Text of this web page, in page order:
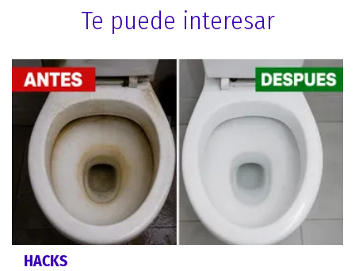
Te puede interesar
HACKS